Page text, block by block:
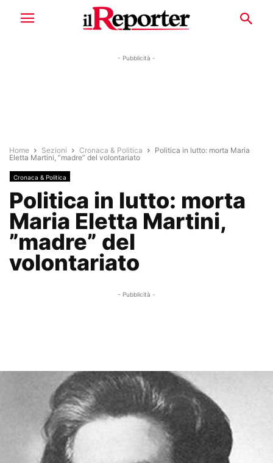
- Pubblicità -
Home Sezioni Cronaca & Politica
Politica in lutto: morta Maria
Eletta Martini, ”madre” del volontariato
Cronaca & Politica
Politica in lutto: morta
Maria Eletta Martini,
”madre” del
volontariato
- Pubblicità -